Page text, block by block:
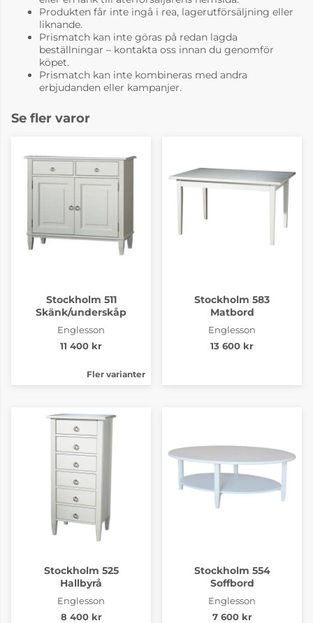
Produkten får inte ingå i rea, lagerutförsäljning eller
liknande.
Prismatch kan inte göras på redan lagda
beställningar – kontakta oss innan du genomför
köpet.
Prismatch kan inte kombineras med andra
erbjudanden eller kampanjer.
Se fler varor
Stockholm 511
Skänk/underskåp
Englesson
11 400 kr
Fler varianter
Stockholm 583
Matbord
Englesson
13 600 kr
Stockholm 525
Hallbyrå
Englesson
8 400 kr
Stockholm 554
Soffbord
Englesson
7 600 kr